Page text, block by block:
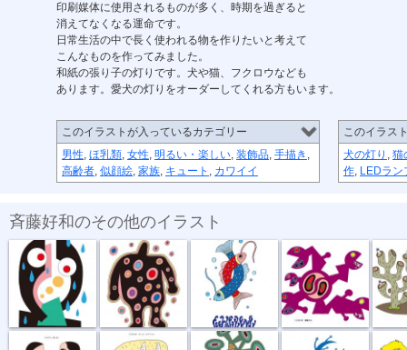
印刷媒体に使用されるものが多く、時期を過ぎると
消えてなくなる運命です。
日常生活の中で長く使われる物を作りたいと考えて
こんなものを作ってみました。
和紙の張り子の灯りです。犬や猫、フクロウなども
あります。愛犬の灯りをオーダーしてくれる方もいます。
このイラストが入っているカテゴリー
男性, ほ乳類, 女性, 明るい・楽しい, 装飾品, 手描き ,
高齢者, 似顔絵, 家族, キュート , カワイイ
このイラス
犬の灯り , 猫
作, LEDラン
斉藤好和のその他のイラスト
傘がない 正体不明 深海の恋
話し合い オハヨーゴザ... 噂の出所 風祭り ハイ